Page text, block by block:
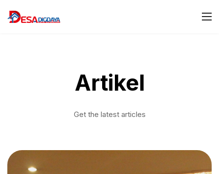
Artikel
Get the latest articles